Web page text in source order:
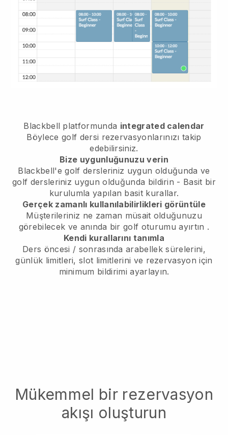
Blackbell platformunda integrated calendar
Böylece golf dersi rezervasyonlarınızı takip
edebilirsiniz.
Bize uygunluğunuzu verin
Blackbell'egolf dersleriniz uygun olduğunda ve
golf dersleriniz uygun olduğunda bildirin - Basit bir
kurulumla yapılan basit kurallar.
Gerçek zamanlı kullanılabilirlikleri görüntüle
Müşterileriniz ne zaman müsait olduğunuzu
görebilecek ve anında bir golf oturumu ayırtın .
Kendi kurallarını tanımla
Ders öncesi / sonrasında arabellek sürelerini,
günlük limitleri, slot limitlerini ve rezervasyon için
minimum bildirimi ayarlayın.
Mükemmel bir rezervasyon
akışı oluşturun